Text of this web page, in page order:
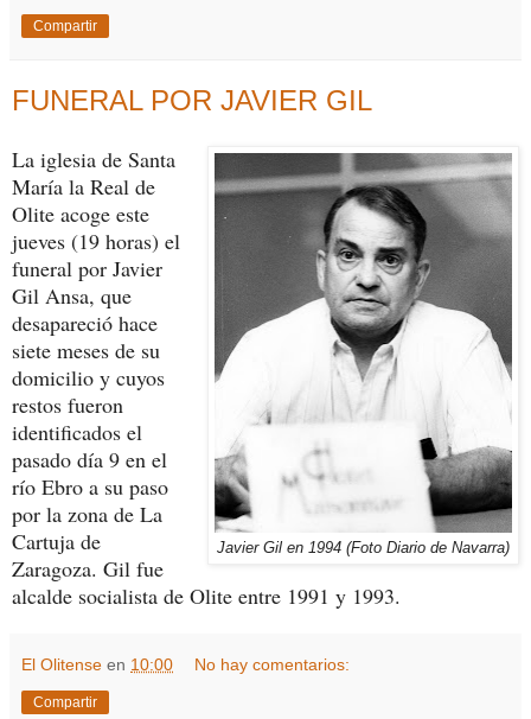
Compartir
FUNERAL POR JAVIER GIL
Javier Gil en 1994 (Foto Diario de Navarra)
La iglesia de Santa
María la Real de
Olite acoge este
jueves (19 horas) el
funeral por Javier
Gil Ansa, que
desapareció hace
siete meses de su
domicilio y cuyos
restos fueron
identificados el
pasado día 9 en el
río Ebro a su paso
por la zona de La
Cartuja de
Zaragoza. Gil fue
alcalde socialista de Olite entre 1991 y 1993.
El Olitense en 10:00 No hay comentarios:
Compartir